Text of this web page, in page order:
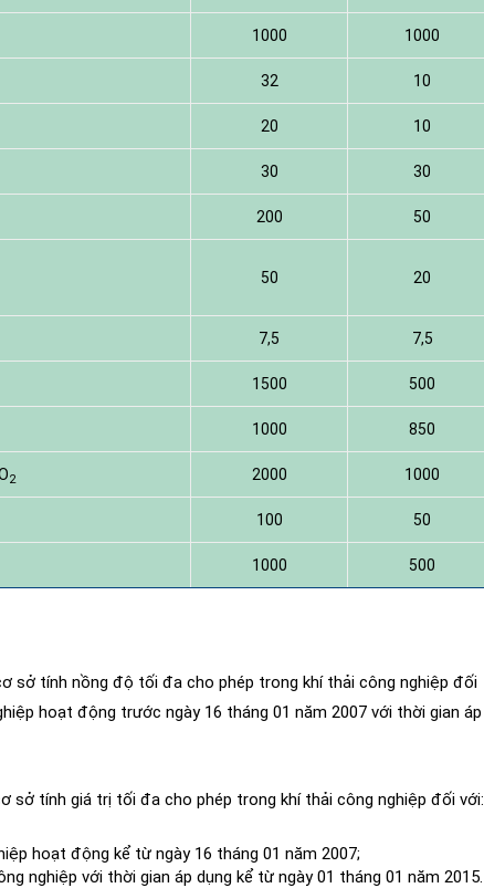
1000 1000
32 10
20 10
30 30
200 50
50 20
7,5 7,5
1500 500
1000 850
2 2000 1000
100 50
1000 500
sở tính nồng độ tối đa cho phép trong khí thải công nghiệp đối
hoạt động trước ngày 16 tháng 01 năm 2007 với thời gian áp
sở tính giá trị tối đa cho phép trong khí thải công nghiệp đối với:
hoạt động kể từ ngày 16 tháng 01 năm 2007;
nghiệp với thời gian áp dụng kể từ ngày 01 tháng 01 năm 2015.